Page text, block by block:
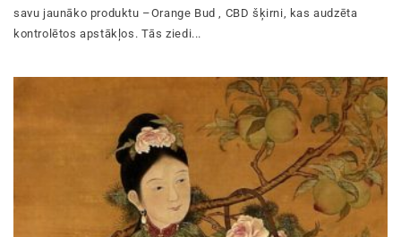
savu jaunāko produktu –Orange Bud , CBD šķirni, kas audzēta
kontrolētos apstākļos. Tās ziedi...